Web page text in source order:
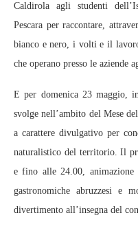
Caldirola agli studenti
Pescara per raccontare,
bianco e nero, i volti e il
che operano presso le aziende
E per domenica 23 maggio,
svolge nell’ambito del Mese
a carattere divulgativo per
naturalistico del territorio. Il
e fino alle 24.00, animazione
gastronomiche abruzzesi e
divertimento all’insegna del